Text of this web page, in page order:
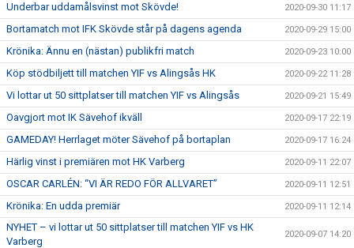
Underbar uddamålsvinst mot Skövde! 2020-09-30 11:17
Bortamatch mot IFK Skövde står på dagens agenda 2020-09-29 15:00
Krönika: Ännu en (nästan) publikfri match 2020-09-23 10:00
Köp stödbiljett till matchen YIF vs Alingsås HK 2020-09-22 11:28
Vi lottar ut 50 sittplatser till matchen YIF vs Alingsås 2020-09-21 15:49
Oavgjort mot IK Sävehof ikväll 2020-09-17 22:19
GAMEDAY! Herrlaget möter Sävehof på bortaplan 2020-09-17 16:24
Härlig vinst i premiären mot HK Varberg 2020-09-11 22:07
OSCAR CARLÉN: “VI ÄR REDO FÖR ALLVARET” 2020-09-11 12:51
Krönika: En udda premiär 2020-09-11 12:14
NYHET – vi lottar ut 50 sittplatser till matchen YIF vs HK
Varberg
2020-09-07 14:20